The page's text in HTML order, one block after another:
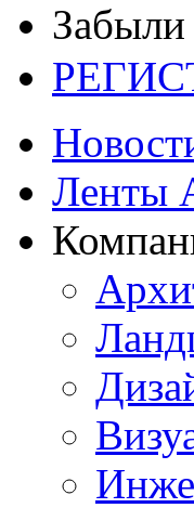
Забыли
Ленты